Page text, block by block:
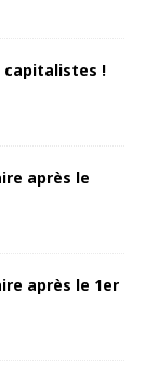
capitalistes !
après le
après le 1er